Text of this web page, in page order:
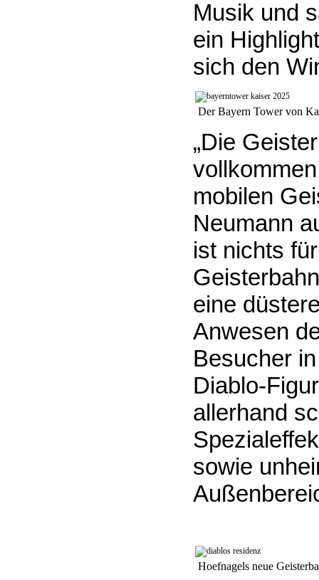
Musik und
ein
sich den
Der Bayern Tower
„Die
mobilen
Neumann
ist nichts
eine
Anwesen
Besucher
Diablo-
allerhand
sowie
Hoefnagels neue